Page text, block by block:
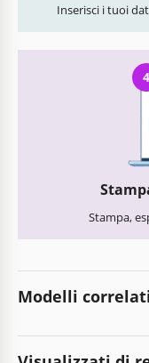
Inserisci i tuoi
4
Stampa,
Modelli